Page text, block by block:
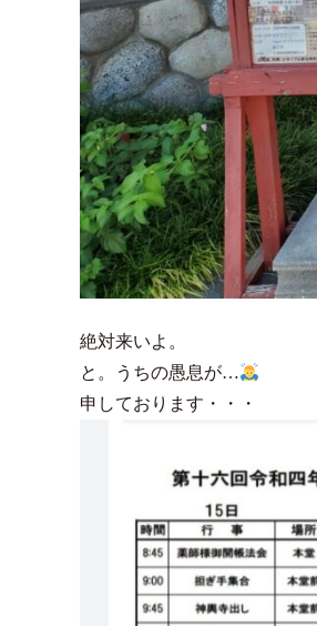
絶対来いよ。
と。うちの愚息が…
申しております・・・